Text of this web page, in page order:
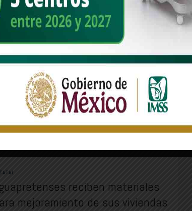
de Agua Prieta reconoce a
Escuela Josefa Ortiz de
Domínguez como patrimonio
histórico de la ciudad
Nuevo Sonora junio 25, 2026
Prieta, Sonora; 25 de junio de 2026.– Como parte de las
para preservar la historia e identidad de Agua Prieta,
reciben materiales
mejoramiento de sus viviendas